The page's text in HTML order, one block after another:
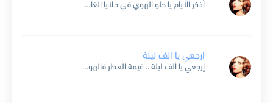
أذكر الأيام يا حلو الهوي في حلايا الغاب عند الجدول حين كنا و الهوى حلو الغوى نتشاكى في حنين القبل ضمنا الليل على بوح طوى كل ما في قلبنا من...
ارجعي يا الف ليلة
إرجعي يا ألف ليلة .. غيمة العطر فالهوى يروي غليله .. من ندى الفجر إن أشواقي الطويلة .. أغفرت عمري و حكاياكي خميلة .. في مدى الدهر